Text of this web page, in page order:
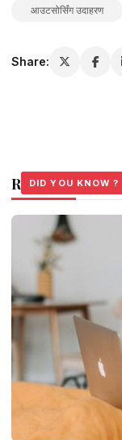
आउटसोर्सिंग उदाहरण
Share:
Related Stories
DID YOU KNOW ?
DID YOU KNOW ?
DID YOU KNOW ?